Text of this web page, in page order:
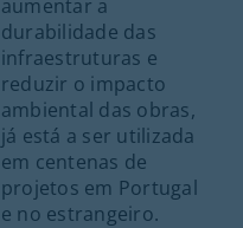
aumentar a
durabilidade das
infraestruturas e
reduzir o impacto
ambiental das obras,
já está a ser utilizada
em centenas de
projetos em Portugal
e no estrangeiro.